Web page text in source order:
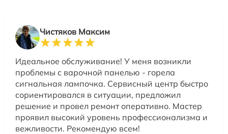
Чистяков Максим
Идеальное обслуживание! У меня возникли
проблемы с варочной панелью - горела
сигнальная лампочка. Сервисный центр быстро
сориентировался в ситуации, предложил
решение и провел ремонт оперативно. Мастер
проявил высокий уровень профессионализма и
вежливости. Рекомендую всем!